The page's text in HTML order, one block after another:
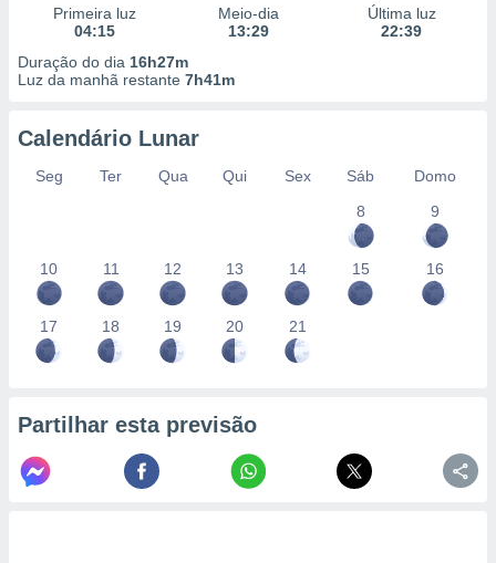
Primeira luz
04:15
Meio-dia
13:29
Última luz
22:39
Duração do dia 16h27m
Luz da manhã restante 7h41m
Calendário Lunar
Seg Ter Qua Qui Sex Sáb
Domo
8
9
10 11 12 13 14 15 16
17 18 19 20 21
Partilhar esta previsão